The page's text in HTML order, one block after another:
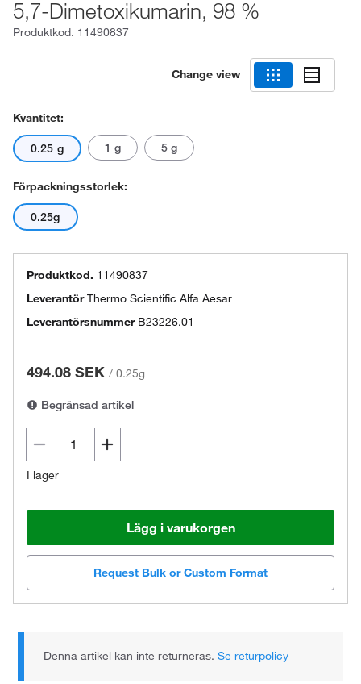
5,7-Dimetoxikumarin, 98 %
Produktkod. 11490837
Change view
Kvantitet:
0.25 g 1 g 5 g
Förpackningsstorlek:
0.25g
Produktkod. 11490837
LeverantörThermo Scientific Alfa Aesar
Leverantörsnummer B23226.01
494.08 SEK / 0.25g
Begränsad artikel
I lager
Lägg i varukorgen
Request Bulk or Custom Format
Denna artikel kan inte returneras.Se returpolicy